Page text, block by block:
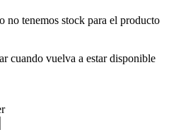
no tenemos stock para el producto
cuando vuelva a estar disponible